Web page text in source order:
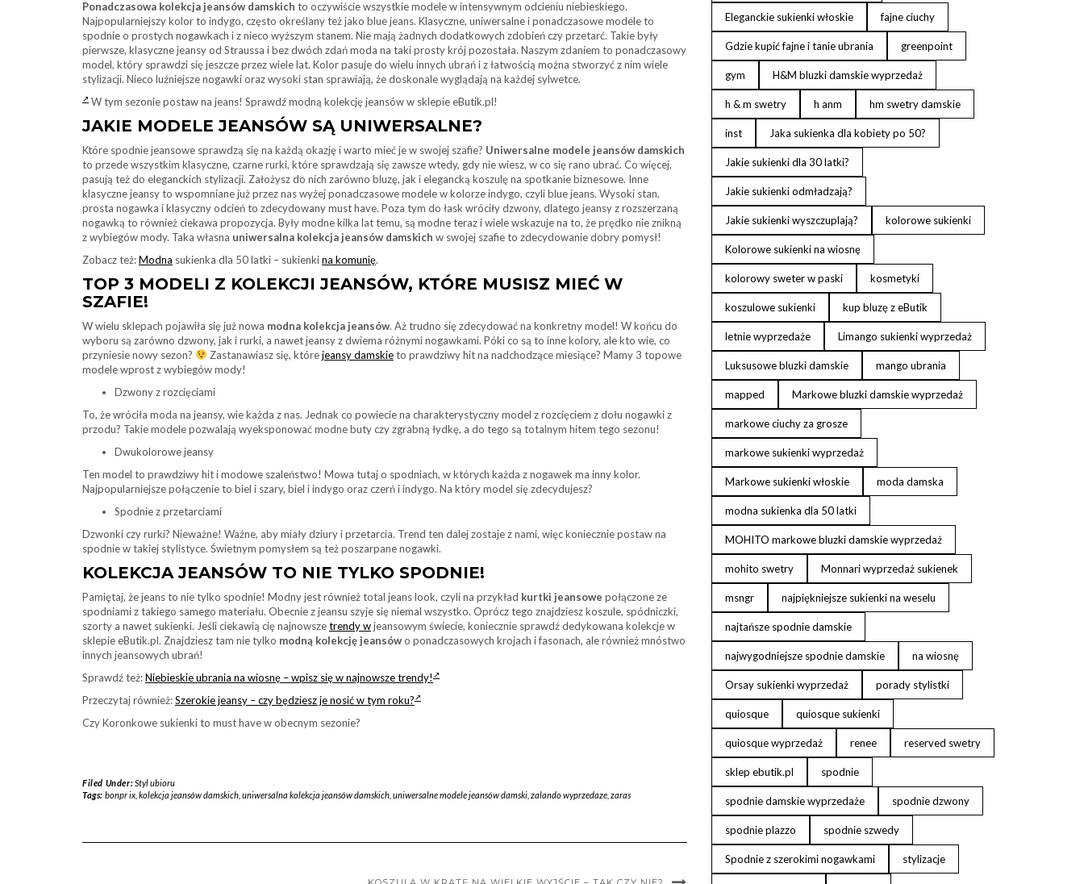
Ponadczasowa kolekcja jeansów damskich to oczywiście wszystkie modele w intensywnym odcieniu niebieskiego.
Najpopularniejszy kolor to indygo, często określany też jako blue jeans. Klasyczne, uniwersalne i ponadczasowe modele to
spodnie o prostych nogawkach i z nieco wyższym stanem. Nie mają żadnych dodatkowych zdobień czy przetarć. Takie były
pierwsze, klasyczne jeansy od Straussa i bez dwóch zdań moda na taki prosty krój pozostała. Naszym zdaniem to ponadczasowy
model, który sprawdzi się jeszcze przez wiele lat. Kolor pasuje do wielu innych ubrań i z łatwością można stworzyć z nim wiele
stylizacji. Nieco luźniejsze nogawki oraz wysoki stan sprawiają, że doskonale wyglądają na każdej sylwetce.
W tym sezonie postaw na jeans! Sprawdź modną kolekcję jeansów w sklepie eButik.pl!
JAKIE MODELE JEANSÓW SĄ UNIWERSALNE?
Które spodnie jeansowe sprawdzą się na każdą okazję i warto mieć je w swojej szafie? Uniwersalne modele jeansów damskich
to przede wszystkim klasyczne, czarne rurki, które sprawdzają się zawsze wtedy, gdy nie wiesz, w co się rano ubrać. Co więcej,
pasują też do eleganckich stylizacji. Założysz do nich zarówno bluzę, jak i elegancką koszulę na spotkanie biznesowe. Inne
klasyczne jeansy to wspomniane już przez nas wyżej ponadczasowe modele w kolorze indygo, czyli blue jeans. Wysoki stan,
prosta nogawka i klasyczny odcień to zdecydowany must have. Poza tym do łask wróciły dzwony, dlatego jeansy z rozszerzaną
nogawką to również ciekawa propozycja. Były modne kilka lat temu, są modne teraz i wiele wskazuje na to, że prędko nie znikną
z wybiegów mody. Taka własna uniwersalna kolekcja jeansów damskich w swojej szafie to zdecydowanie dobry pomysł!
Zobacz też:Modna sukienka dla 50 latki – sukienkina komunię.
TOP 3 MODELI Z KOLEKCJI JEANSÓW, KTÓRE MUSISZ MIEĆ W
SZAFIE!
W wielu sklepach pojawiła się już nowa modna kolekcja jeansów. Aż trudno się zdecydować na konkretny model! W końcu do
wyboru są zarówno dzwony, jak i rurki, a nawet jeansy z dwiema różnymi nogawkami. Póki co są to inne kolory, ale kto wie, co
przyniesie nowy sezon?
Zastanawiasz się, którejeansy damskieto prawdziwy hit na nadchodzące miesiące? Mamy 3 topowe
modele wprost z wybiegów mody!
Dzwony z rozcięciami
To, że wróciła moda na jeansy, wie każda z nas. Jednak co powiecie na charakterystyczny model z rozcięciem z dołu nogawki z
przodu? Takie modele pozwalają wyeksponować modne buty czy zgrabną łydkę, a do tego są totalnym hitem tego sezonu!
Dwukolorowe jeansy
Ten model to prawdziwy hit i modowe szaleństwo! Mowa tutaj o spodniach, w których każda z nogawek ma inny kolor.
Najpopularniejsze połączenie to biel i szary, biel i indygo oraz czerń i indygo. Na który model się zdecydujesz?
Spodnie z przetarciami
Dzwonki czy rurki? Nieważne! Ważne, aby miały dziury i przetarcia. Trend ten dalej zostaje z nami, więc koniecznie postaw na
spodnie w takiej stylistyce. Świetnym pomysłem są też poszarpane nogawki.
KOLEKCJA JEANSÓW TO NIE TYLKO SPODNIE!
Pamiętaj, że jeans to nie tylko spodnie! Modny jest również total jeans look, czyli na przykład kurtki jeansowe połączone ze
spodniami z takiego samego materiału. Obecnie z jeansu szyje się niemal wszystko. Oprócz tego znajdziesz koszule, spódniczki,
szorty a nawet sukienki. Jeśli ciekawią cię najnowszetrendy wjeansowym świecie, koniecznie sprawdź dedykowana kolekcje w
sklepie eButik.pl. Znajdziesz tam nie tylko modną kolekcję jeansówo ponadczasowych krojach i fasonach, ale również mnóstwo
innych jeansowych ubrań!
Sprawdź też:Niebieskie ubrania na wiosnę – wpisz się w najnowsze trendy!
Przeczytaj również:Szerokie jeansy – czy będziesz je nosić w tym roku?
Czy Koronkowe sukienki to must have w obecnym sezonie?
Filed Under:Styl ubioru
Tags: bonpr ix, kolekcja jeansów damskich, uniwersalna kolekcja jeansów damskich, uniwersalne modele jeansów damski, zalando wyprzedaze, zaras
Eleganckie sukienki włoskie fajne ciuchy
Gdzie kupić fajne i tanie ubrania greenpoint
gym H&M bluzki damskie wyprzedaż
h & m swetry h anm hm swetry damskie
inst Jaka sukienka dla kobiety po 50?
Jakie sukienki dla 30 latki?
Jakie sukienki odmładzają?
Jakie sukienki wyszczuplają? kolorowe sukienki
Kolorowe sukienki na wiosnę
kolorowy sweter w paski kosmetyki
koszulowe sukienki kup bluzę z eButik
letnie wyprzedaże Limango sukienki wyprzedaż
Luksusowe bluzki damskie mango ubrania
mapped Markowe bluzki damskie wyprzedaż
markowe ciuchy za grosze
markowe sukienki wyprzedaż
Markowe sukienki włoskie moda damska
modna sukienka dla 50 latki
MOHITO markowe bluzki damskie wyprzedaż
mohito swetry Monnari wyprzedaż sukienek
msngr najpiękniejsze sukienki na weselu
najtańsze spodnie damskie
najwygodniejsze spodnie damskie na wiosnę
Orsay sukienki wyprzedaż porady stylistki
quiosque quiosque sukienki
quiosque wyprzedaż renee reserved swetry
sklep ebutik.pl spodnie
spodnie damskie wyprzedaże spodnie dzwony
spodnie plazzo spodnie szwedy
Spodnie z szerokimi nogawkami stylizacje